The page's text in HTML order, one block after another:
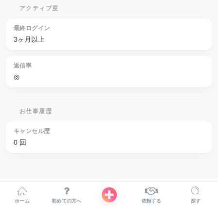
アクティブ度
最終ログイン
3ヶ月以上
返信率
◎
お仕事履歴
キャンセル歴
0 回
ホーム 初めての方へ 依頼する 探す